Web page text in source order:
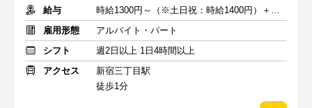
給与
時給1300円～（※土日祝：時給1400円）＋交通費支給
雇用形態
アルバイト・パート
シフト
週2日以上 1日4時間以上
アクセス
新宿三丁目駅
徒歩1分